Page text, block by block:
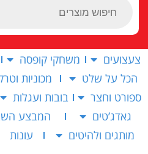
צעצועים משחקי קופסה
הכל על שלט
מכוניות
ספורט וחצר
בובות ועגלות
גאדג’טים
המבצע
מותגים ולהיטים
עונות